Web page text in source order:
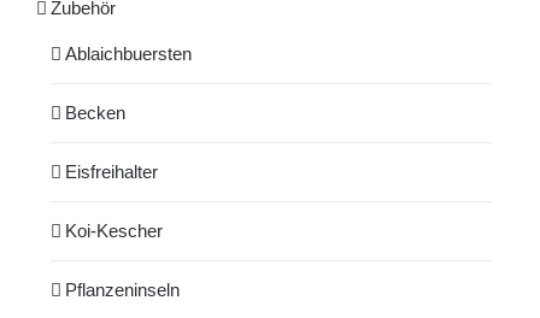
Zubehör
Ablaichbuersten
Becken
Eisfreihalter
Koi-Kescher
Pflanzeninseln